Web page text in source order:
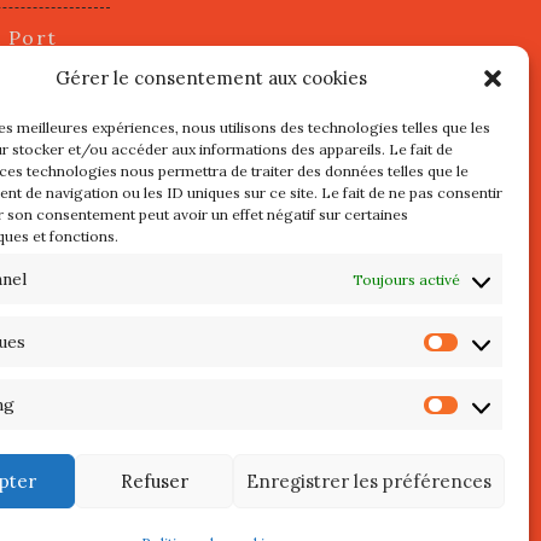
Gérer le consentement aux cookies
meilleures expériences, nous utilisons des technologies telles que les
stocker et/ou accéder aux informations des appareils. Le fait de
technologies nous permettra de traiter des données telles que le
de navigation ou les ID uniques sur ce site. Le fait de ne pas consentir
son consentement peut avoir un effet négatif sur certaines
et fonctions.
Toujours activé
Refuser Enregistrer les préférences
Port
juillet
3 Mai
de